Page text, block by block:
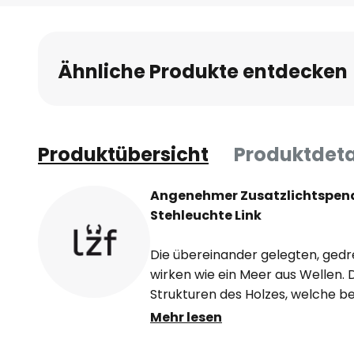
Ähnliche Produkte entdecken
Produktübersicht
Angenehmer
Stehleuchte Link
Die übereinander gelegten,
wirken wie ein Meer aus Wellen.
Strukturen des Holzes, welche
Zustand deutlich hervortreten,
Mehr lesen